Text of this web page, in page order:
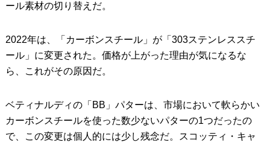
ール素材の切り替えだ。
2022年は、「カーボンスチール」が「303ステンレススチ
ール」に変更された。価格が上がった理由が気になるな
ら、これがその原因だ。
ベティナルディの「BB」パターは、市場において軟らかい
カーボンスチールを使った数少ないパターの1つだったの
で、この変更は個人的には少し残念だ。スコッティ・キャ